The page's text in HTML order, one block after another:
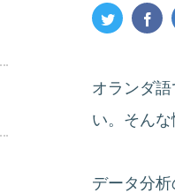
オランダ
い。そんな
データ分